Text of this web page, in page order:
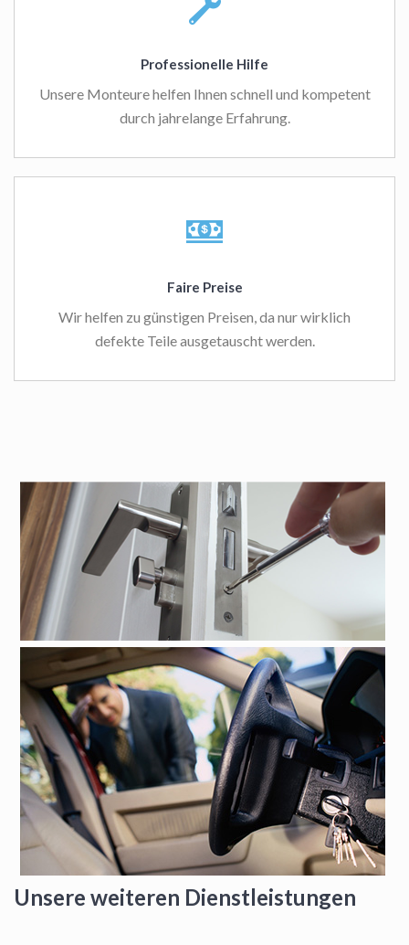
Professionelle Hilfe
Unsere Monteure helfen Ihnen schnell und kompetent
durch jahrelange Erfahrung.
Faire Preise
Wir helfen zu günstigen Preisen, da nur wirklich
defekte Teile ausgetauscht werden.
Unsere weiteren Dienstleistungen